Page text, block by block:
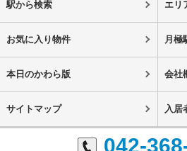
駅から検索 エリ
お気に入り物件 月極
本日のかわら版 会社
サイトマップ 入居
042-